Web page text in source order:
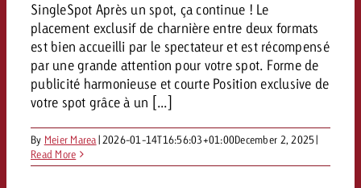
SingleSpot Après un spot, ça continue ! Le
placement exclusif de charnière entre deux formats
est bien accueilli par le spectateur et est récompensé
par une grande attention pour votre spot. Forme de
publicité harmonieuse et courte Position exclusive de
votre spot grâce à un [...]
By Meier Marea| 2026-01-14T16:56:03+01:00December 2, 2025|
Read More